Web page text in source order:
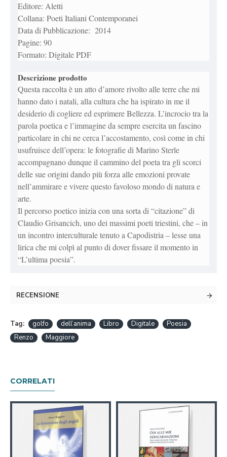
Editore: Aletti
Collana: Poeti Italiani Contemporanei
Data di Pubblicazione: 2014
Pagine: 90
Formato: Digitale PDF
Descrizione prodotto
Questa raccolta è un atto d’amore rivolto alle terre che mi
hanno dato i natali, alla cultura che ha ispirato in me il
desiderio di cogliere ed esprimere Bellezza. L’incrocio tra la
parola poetica e l’immagine da sempre esercita un fascino
particolare in chi ne cerca l’accostamento, così come in chi
usufruisce dell’opera: le fotografie di Marino Sterle
accompagnano dunque il cammino del poeta tra gli scorci
delle sue origini dando più forza alle emozioni provate
nell’ammirare e vivere questo favoloso mondo di natura e
arte.
Il percorso poetico inizia con una sorta di “citazione” di
Claudio Grisancich, uno dei massimi poeti triestini, che – in
un incontro interculturale tenuto a Capodistria – lesse una
lirica che mi colpì al punto di dover fissare il momento in
“L’ultima poesia”.
RECENSIONE
Tag: golfo dell’anima Libro Digitale
Poesia
Renzo
Maggiore
CORRELATI